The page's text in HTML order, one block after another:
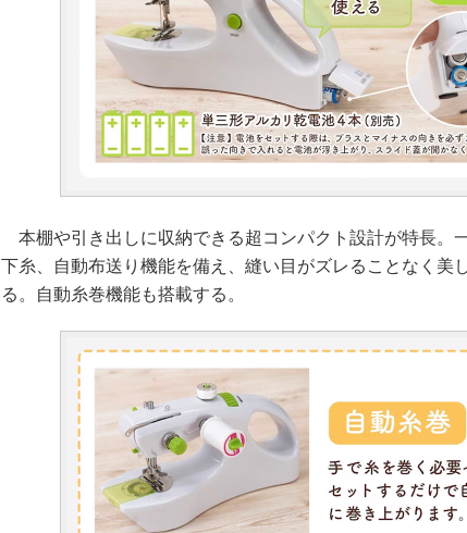
本棚や引き出しに収納できる超コンパクト設計が特長。
下糸、自動布送り機能を備え、縫い目がズレることなく美
る。自動糸巻機能も搭載する。